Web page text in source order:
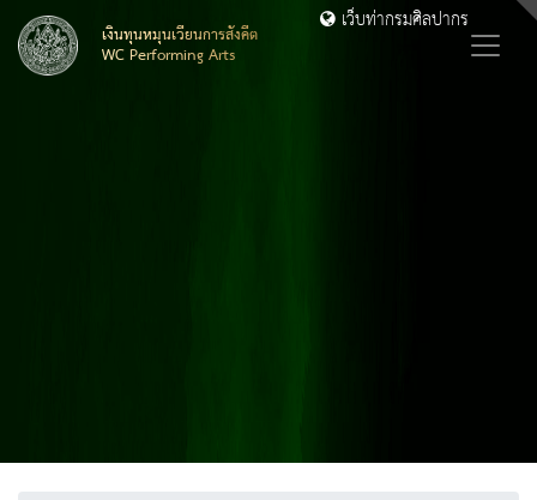
เงินทุนหมุนเวียนการสังคีต
WC Performing Arts
เว็บท่ากรมศิลปากร